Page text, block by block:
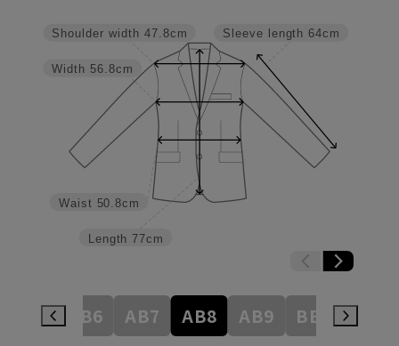
Sleeve length 64cm
Length 77cm
Waist 50.8cm
Width 56.8cm
Shoulder width 47.8cm
AB6 AB7 AB8 AB9 BE3